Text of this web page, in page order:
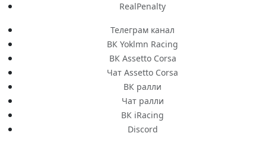
RealPenalty
Телеграм канал
ВК Yoklmn Racing
ВК Assetto Corsa
Чат Assetto Corsa
ВК ралли
Чат ралли
ВК iRacing
Discord